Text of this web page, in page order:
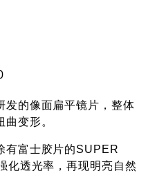
发的像面扁平镜片，整体
变形。
有富士胶片的SUPER
化透光率，再现明亮自然